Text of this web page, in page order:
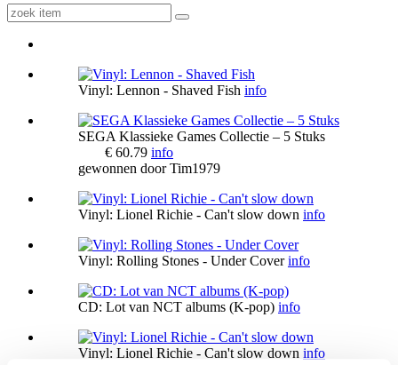
Vinyl: Lennon - Shaved Fish info
SEGA Klassieke Games Collectie – 5 Stuks
€ 60.79 info
gewonnen doorTim1979
Vinyl: Lionel Richie - Can't slow down info
Vinyl: Rolling Stones - Under Cover info
CD: Lot van NCT albums (K-pop) info
Vinyl: Lionel Richie - Can't slow down info